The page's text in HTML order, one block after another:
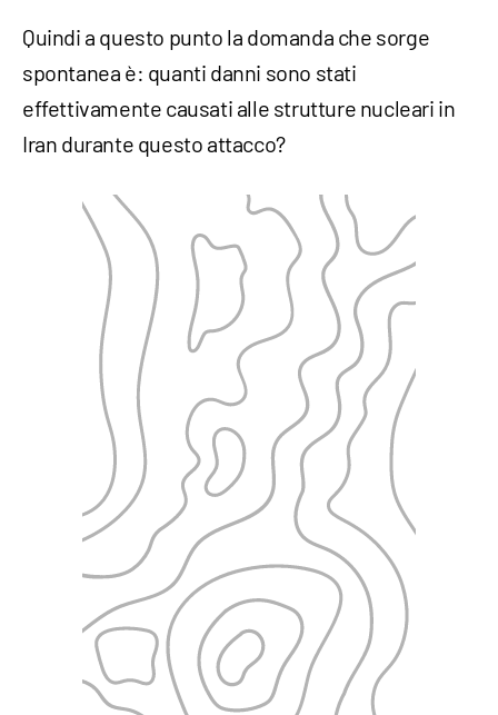
Quindi a questo punto la domanda che sorge
spontanea è: quanti danni sono stati
effettivamente causati alle strutture nucleari in
Iran durante questo attacco?